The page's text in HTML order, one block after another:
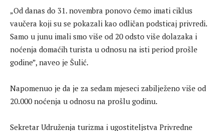
„Od danas do 31. novembra ponovo ćemo imati ciklus
vaučera koji su se pokazali kao odličan podsticaj privredi.
Samo u junu imali smo više od 20 odsto više dolazaka i
noćenja domaćih turista u odnosu na isti period prošle
godine”, naveo je Šulić.
Napomenuo je da je za sedam mjeseci zabilježeno više od
20.000 noćenja u odnosu na prošlu godinu.
Sekretar Udruženja turizma i ugostiteljstva Privredne